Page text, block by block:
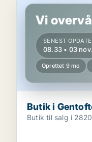
Vi
SENEST
08.33 • 03 nov.
Oprettet 9 mo
Butik i
Butik til salg i